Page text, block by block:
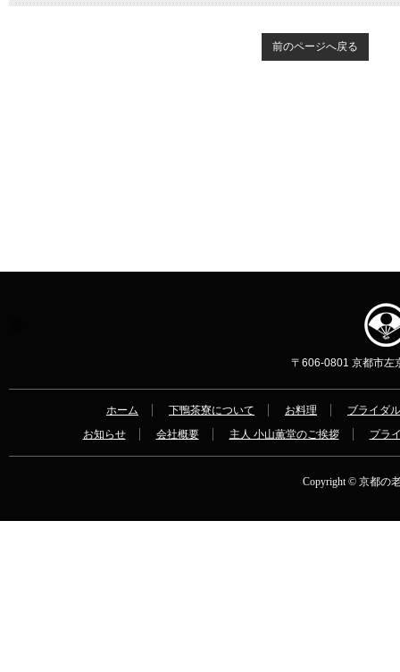
前のページへ戻る
〒606-0801 京都市左
ホーム 下鴨茶寮について お料理
ブライダル
お知らせ
会社概要 主人 小山薫堂のご挨拶 プラ
Copyright © 京都の